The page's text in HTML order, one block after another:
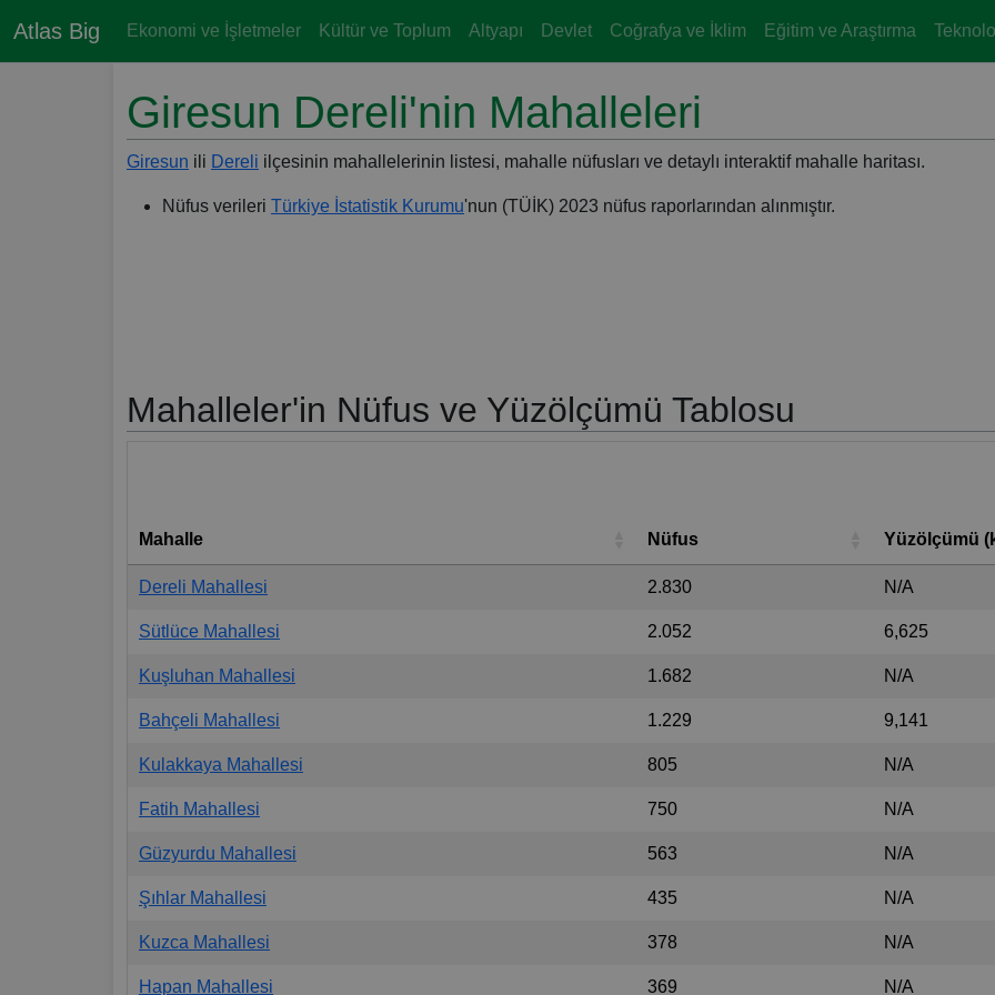
Atlas Big Ekonomi ve İşletmeler Kültür ve Toplum Altyapı Devlet Coğrafya ve İklim Eğitim ve Araştırma
Giresun Dereli'nin Mahalleleri
Giresun ili Dereli ilçesinin mahallelerinin listesi, mahalle nüfusları ve detaylı interaktif mahalle haritası.
Nüfus verileri Türkiye İstatistik Kurumu'nun (TÜİK) 2023 nüfus raporlarından alınmıştır.
Mahalleler'in Nüfus ve Yüzölçümü Tablosu
Mahalle Nüfus Yüzölçümü
Dereli Mahallesi 2.830 N/A
Sütlüce Mahallesi 2.052 6,625
Kuşluhan Mahallesi 1.682 N/A
Bahçeli Mahallesi 1.229 9,141
Kulakkaya Mahallesi 805 N/A
Fatih Mahallesi 750 N/A
Güzyurdu Mahallesi 563 N/A
Şıhlar Mahallesi 435 N/A
Kuzca Mahallesi 378 N/A
Hapan Mahallesi 369 N/A